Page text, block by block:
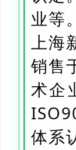
业等。
上海
销售
术企
体系